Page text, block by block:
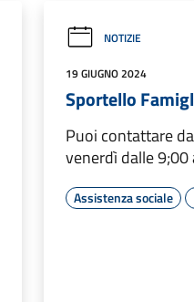
NOTIZIE
19 GIUGNO 2024
Sportello
Puoi contattare
venerdì dalle 9;00
Assistenza sociale